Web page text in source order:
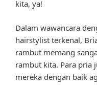
kita, ya!
Dalam wawancara
hairstylist terkenal,
rambut memang
rambut kita. Para pria
mereka dengan baik